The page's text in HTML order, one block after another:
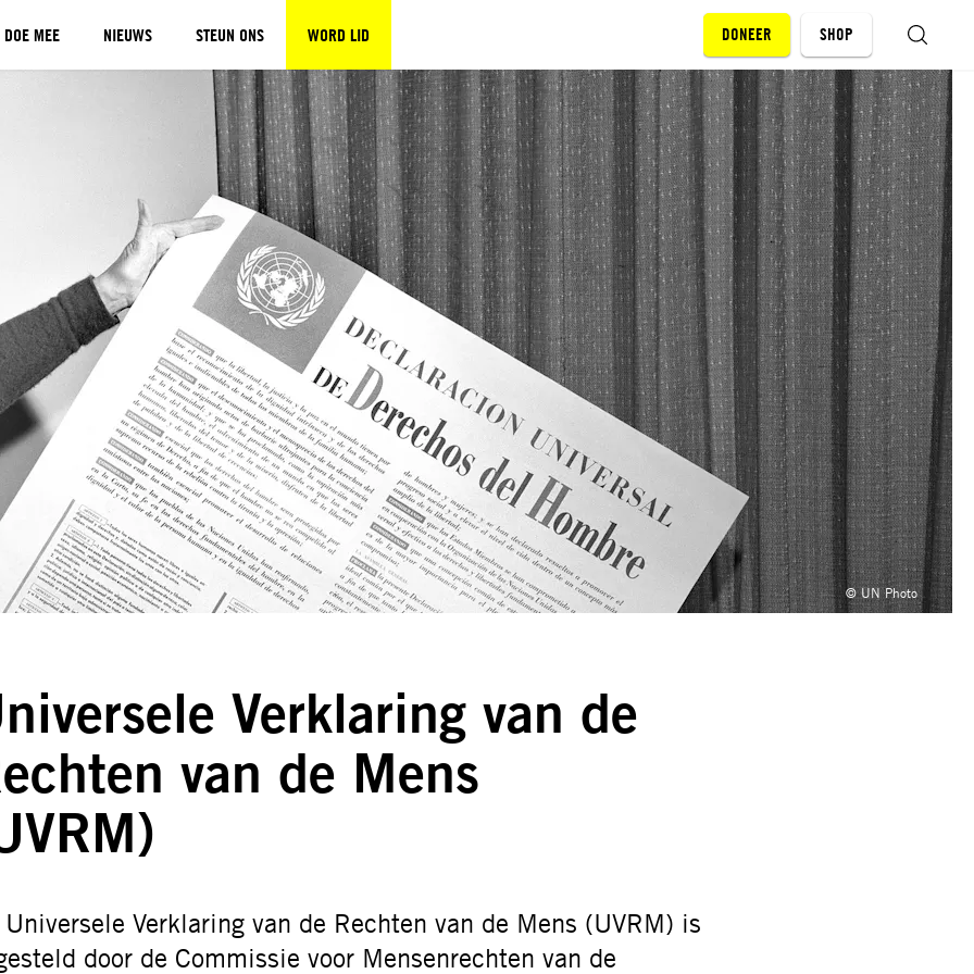
DOE MEE NIEUWS STEUN ONS WORD LID DONEER SHOP
© UN Photo
Verklaring van de
van de Mens
Universele Verklaring van de Rechten van de Mens (UVRM) is
door de Commissie voor Mensenrechten van de